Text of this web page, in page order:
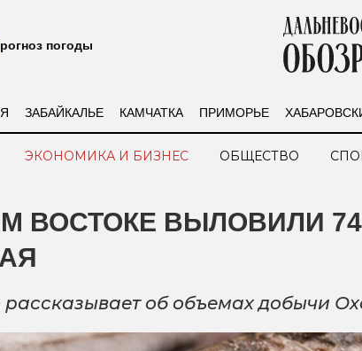
погоды
ЗАБАЙКАЛЬЕ КАМЧАТКА ПРИМОРЬЕ
ЭКОНОМИКА И БИЗНЕС ОБЩЕСТВО
ВОСТОКЕ ВЫЛОВИЛИ
об объемах добычи